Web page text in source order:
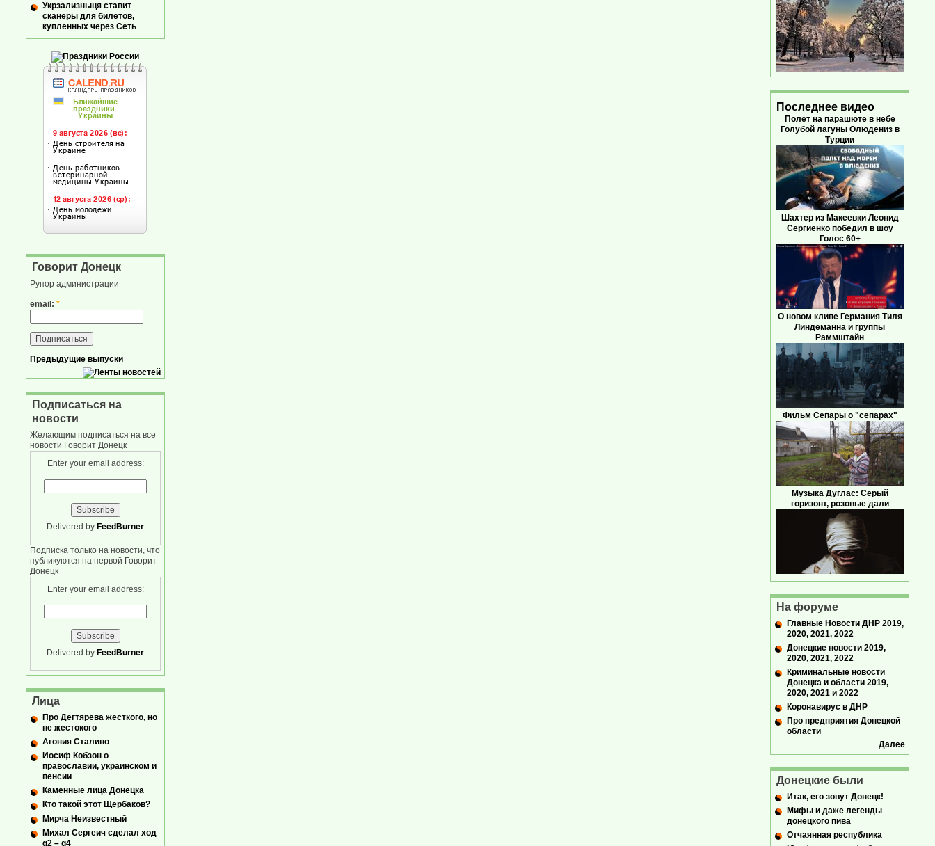
Укрзализныця ставит
сканеры для билетов,
купленных через Сеть
Говорит Донецк
Рупор администрации
email: *
Предыдущие выпуски
Подписаться на
новости
Желающим подписаться на все
новости Говорит Донецк
Enter your email address:
Delivered by FeedBurner
Подписка только на новости, что
публикуются на первой Говорит
Донецк
Enter your email address:
Delivered by FeedBurner
Лица
Про Дегтярева жесткого, но
не жестокого
Агония Сталино
Иосиф Кобзон о
православии, украинском и
пенсии
Каменные лица Донецка
Кто такой этот Щербаков?
Мирча Неизвестный
Михал Сергеич сделал ход
g2 – g4
Последнее видео
Полет на парашюте в небе
Голубой лагуны Олюдениз в
Турции
Шахтер из Макеевки Леонид
Сергиенко победил в шоу
Голос 60+
О новом клипе Германия Тиля
Линдеманна и группы
Раммштайн
Фильм Сепары о "сепарах"
Музыка Дуглас: Серый
горизонт, розовые дали
На форуме
Главные Новости ДНР 2019,
2020, 2021, 2022
Донецкие новости 2019,
2020, 2021, 2022
Криминальные новости
Донецка и области 2019,
2020, 2021 и 2022
Коронавирус в ДНР
Про предприятия Донецкой
области
Далее
Донецкие были
Итак, его зовут Донецк!
Мифы и даже легенды
донецкого пива
Отчаянная республика